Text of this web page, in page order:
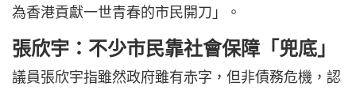
為香港貢獻一世青春的市民開刀」。
張欣宇：不少市民靠社會保障「兜底」
議員張欣宇指雖然政府雖有赤字，但非債務危機，認